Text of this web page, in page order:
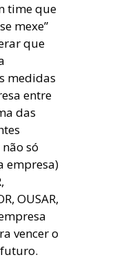
time que
mexe”
que
medidas
entre
das
só
empresa)
OUSAR,
vencer o